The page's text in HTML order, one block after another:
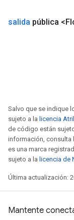
salida pública
Salvo que se indique
sujeto a la licencia
de código están
información, consulta
es una marca
sujeto a la licencia de
Última actualización:
Mantente